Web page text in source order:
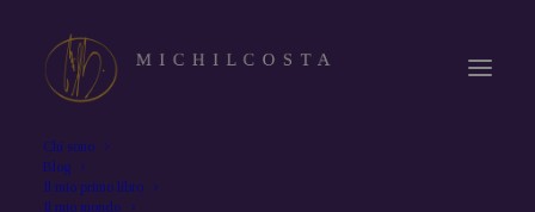
Chi sono
Blog
Il mio primo libro
Il mio mondo